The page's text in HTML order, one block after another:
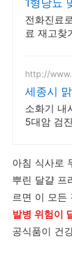
1형당뇨
처방 주
전화진료
료 재고찾
http://
세종시
소화기 내시
5대암 검진
아침 식사로
뿌린 달걀 프
르면 이 모든
발병 위험이
공식품이 건